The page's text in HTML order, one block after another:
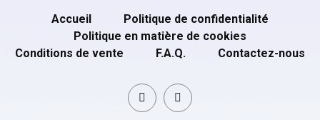
Accueil
Politique de confidentialité
Politique en matière de cookies
Conditions de vente
F.A.Q. Contactez-nous